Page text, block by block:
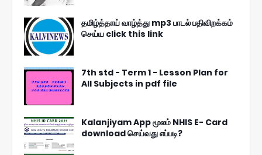
தமிழ்த்தாய் வாழ்த்து mp3 பாடல் பதிவிறக்கம்
செய்ய click this link
7th std - Term 1 - Lesson Plan for
All Subjects in pdf file
Kalanjiyam App மூலம் NHIS E- Card
download செய்வது எப்படி?